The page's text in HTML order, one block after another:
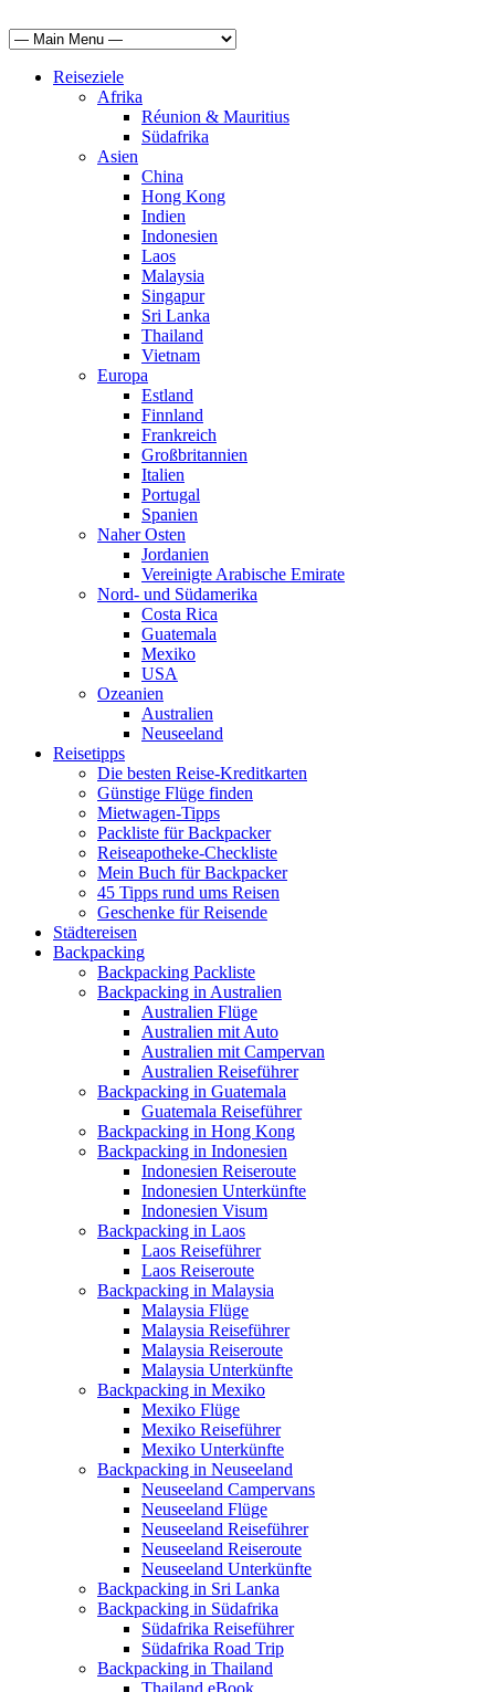
Reiseziele
Afrika
Réunion & Mauritius
Südafrika
Asien
China
Hong Kong
Indien
Indonesien
Laos
Malaysia
Singapur
Sri Lanka
Thailand
Vietnam
Europa
Estland
Finnland
Frankreich
Großbritannien
Italien
Portugal
Spanien
Naher Osten
Jordanien
Vereinigte Arabische Emirate
Nord- und Südamerika
Costa Rica
Guatemala
Mexiko
USA
Ozeanien
Australien
Neuseeland
Reisetipps
Die besten Reise-Kreditkarten
Günstige Flüge finden
Mietwagen-Tipps
Packliste für Backpacker
Reiseapotheke-Checkliste
Mein Buch für Backpacker
45 Tipps rund ums Reisen
Geschenke für Reisende
Städtereisen
Backpacking
Backpacking Packliste
Backpacking in Australien
Australien Flüge
Australien mit Auto
Australien mit Campervan
Australien Reiseführer
Backpacking in Guatemala
Guatemala Reiseführer
Backpacking in Hong Kong
Backpacking in Indonesien
Indonesien Reiseroute
Indonesien Unterkünfte
Indonesien Visum
Backpacking in Laos
Laos Reiseführer
Laos Reiseroute
Backpacking in Malaysia
Malaysia Flüge
Malaysia Reiseführer
Malaysia Reiseroute
Malaysia Unterkünfte
Backpacking in Mexiko
Mexiko Flüge
Mexiko Reiseführer
Mexiko Unterkünfte
Backpacking in Neuseeland
Neuseeland Campervans
Neuseeland Flüge
Neuseeland Reiseführer
Neuseeland Reiseroute
Neuseeland Unterkünfte
Backpacking in Sri Lanka
Backpacking in Südafrika
Südafrika Reiseführer
Südafrika Road Trip
Backpacking in Thailand
Thailand eBook